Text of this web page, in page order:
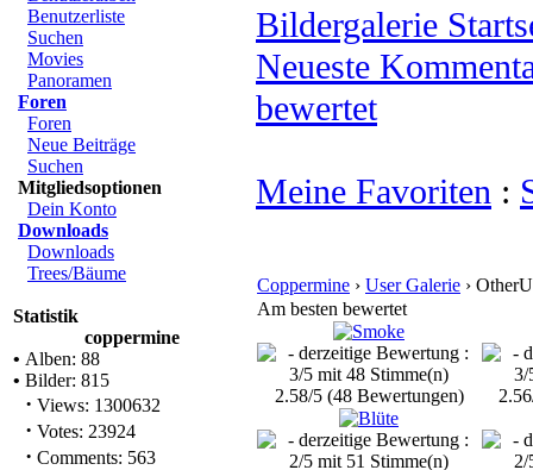
Benutzerliste
Suchen
Movies
Panoramen
Foren
Foren
Neue Beiträge
Suchen
Mitgliedsoptionen
Dein Konto
Downloads
Downloads
Trees/Bäume
Statistik
coppermine
• Alben: 88
• Bilder: 815
· Views: 1300632
· Votes: 23924
· Comments: 563
Bildergalerie
Neueste
bewertet
Meine Favoriten :
Coppermine › User Galerie ›
Am besten bewertet
2.58/5 (48 Bewertungen)